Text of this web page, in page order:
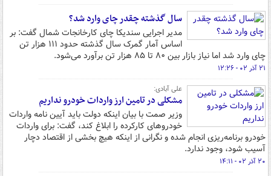
سال گذشته چقدر چای وارد شد؟
مدیر اجرایی سندیکا چای کارخانجات شمال گفت: بر
اساس آمار گمرک سال گذشته حدود ۱۱۱ هزار تن
چای وارد شد اما نیاز بازار بین ۸۰ تا ۸۵ هزار تن برآورد می‌شود.
۲۱ آذر ۰۲ - ۱۲:۲۶
علی آبادی:
مشکلی در تامین ارز واردات خودرو نداریم
وزیر صمت با بیان اینکه دولت باید آیین نامه واردات
خودروهای کارکرده را ابلاغ کند، گفت: برای واردات
خودرو برنامه‌ریزی انجام شده و نگرانی از اینکه هیچ بخشی از اقتصاد دچار
آسیب شود، وجود ندارد.
۲۰ آذر ۰۲ - ۱۴:۱۱